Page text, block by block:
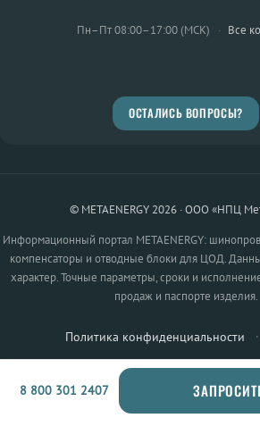
Пн–Пт 08:00–17:00 (МСК) · Все
ОСТАЛИСЬ ВОПРОСЫ?
© METAENERGY 2026 · ООО «НПЦ
Информационный портал METAENERGY:
компенсаторы и отводные блоки для ЦОД.
характер. Точные параметры, сроки и
продаж и паспорте изделия.
Политика конфиденциальности ·
8 800 301 2407